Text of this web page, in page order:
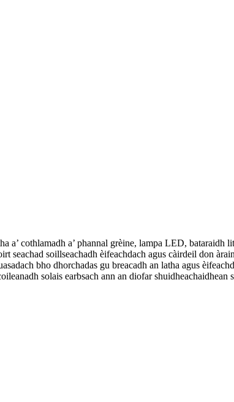
a’ cothlamadh a’ phannal grèine, lampa LED,
seachad soillseachadh èifeachdach agus càirdeil don
bho dhorchadas gu breacadh an latha agus
solais earbsach ann an diofar shuidheachaidhean